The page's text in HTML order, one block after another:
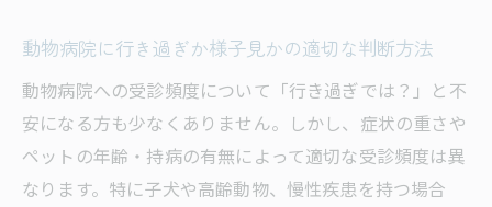
の活用法
動物病院の電話相談24時間無料の活用ポイ
ント
動物病院での電話相談時の伝え方と注意事
項
動物病院に行き過ぎか様子見かの適切な判断方法
動物病院への受診頻度について「行き過ぎでは？」と不
安になる方も少なくありません。しかし、症状の重さや
ペットの年齢・持病の有無によって適切な受診頻度は異
なります。特に子犬や高齢動物、慢性疾患を持つ場合